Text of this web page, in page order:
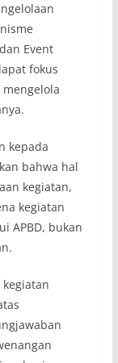
Event
fokus
kepada
bahwa hal
kegiatan,
kegiatan
APBD, bukan